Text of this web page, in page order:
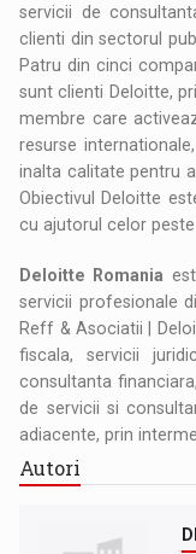
servicii de
clienti din sectorul
Patru din cinci
sunt clienti Deloitte,
membre care
resurse
inalta calitate pentru
Obiectivul Deloitte
cu ajutorul celor
Deloitte Romania
servicii profesionale
Reff & Asociatii |
fiscala, servicii
consultanta
de servicii si
adiacente, prin
Autori